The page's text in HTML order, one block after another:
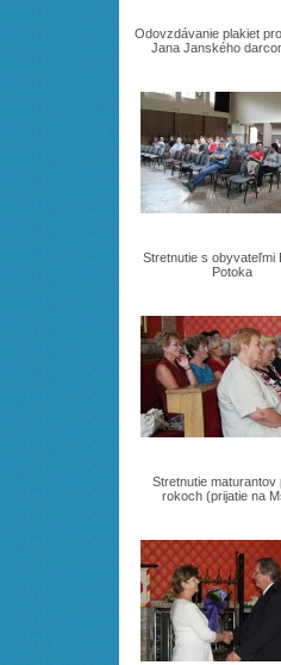
Odovzdávanie plakiet
Jana Janského
Stretnutie s obyvateľmi
Potoka
Stretnutie maturantov
rokoch (prijatie na